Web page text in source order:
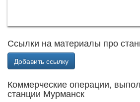
Ссылки на материалы про
Добавить ссылку
Коммерческие операции,
станции Мурманск